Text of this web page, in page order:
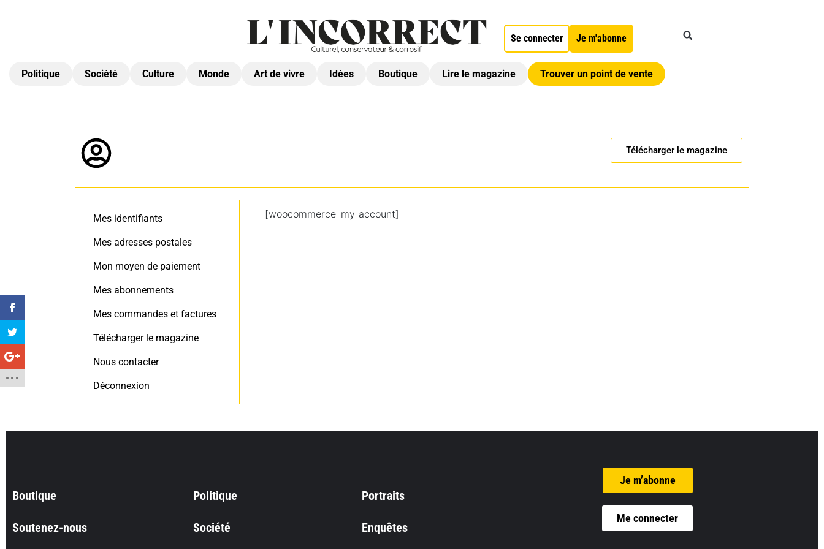
Se connecter Je m'abonne
Politique Société Culture Monde Art de vivre Idées Boutique Lire le magazine Trouver un point de vente
Télécharger le magazine
Mes identifiants
Mes adresses postales
Mon moyen de paiement
Mes abonnements
Mes commandes et factures
Télécharger le magazine
Nous contacter
Déconnexion
[woocommerce_my_account]
Boutique
Soutenez-nous
Politique
Société
Portraits
Enquêtes
Je m’abonne
Me connecter